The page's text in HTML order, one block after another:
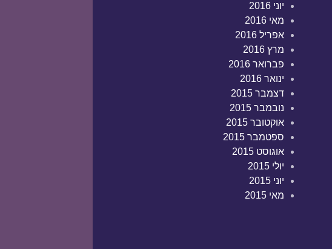
יוני 2016
מאי 2016
אפריל 2016
מרץ 2016
פברואר 2016
ינואר 2016
דצמבר 2015
נובמבר 2015
אוקטובר 2015
ספטמבר 2015
אוגוסט 2015
יולי 2015
יוני 2015
מאי 2015